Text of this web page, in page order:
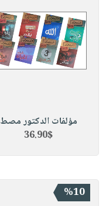
مؤلفات الدكتور مصط
36.90$
%10